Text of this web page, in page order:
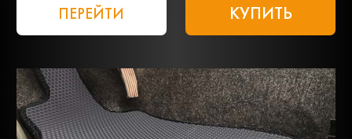
ПЕРЕЙТИ КУПИТЬ